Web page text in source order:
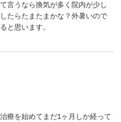
言うなら換気が多く院内が少し
たらたまたまかな？外暑いので
と思います。
療を始めてまだ1ヶ月しか経って